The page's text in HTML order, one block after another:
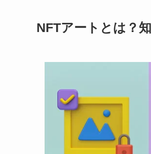
NFTアートとは？